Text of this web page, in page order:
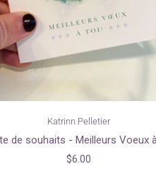
Katrinn Pelletier
de souhaits - Meilleurs Voeux
$6.00